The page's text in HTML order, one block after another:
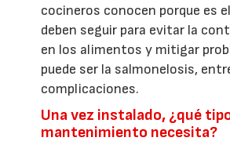
cocineros conocen porque es
deben seguir para evitar la
en los alimentos y mitigar
puede ser la salmonelosis,
complicaciones.
Una vez instalado, ¿qué
mantenimiento necesita?